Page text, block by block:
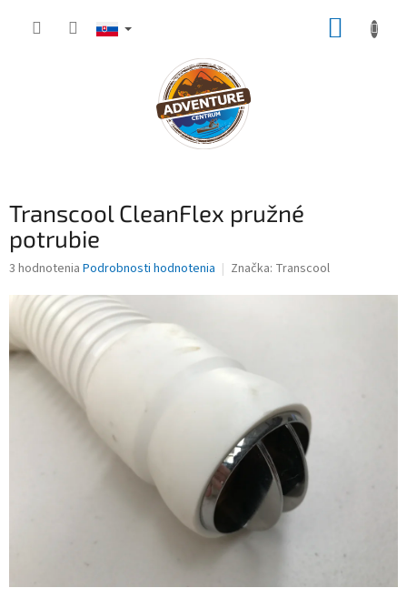
Transcool CleanFlex pružné
potrubie
Priemerné
produktu
je
4,7
z
5
hviezdičiek.
3 hodnotenia Podrobnosti hodnotenia Značka: Transcool